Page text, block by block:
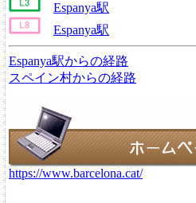
Espanya駅
Espanya駅
Espanya駅からの経路
スペイン村からの経路
https://www.barcelona.cat/